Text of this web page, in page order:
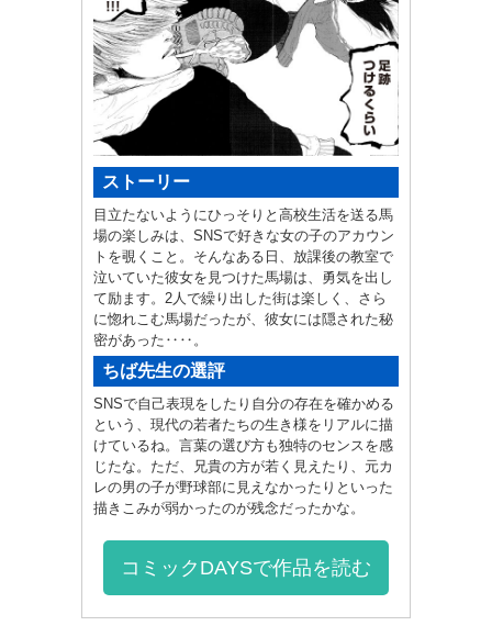
ストーリー
目立たないようにひっそりと高校生活を送る馬
場の楽しみは、SNSで好きな女の子のアカウン
トを覗くこと。そんなある日、放課後の教室で
泣いていた彼女を見つけた馬場は、勇気を出し
て励ます。2人で繰り出した街は楽しく、さら
に惚れこむ馬場だったが、彼女には隠された秘
密があった‥‥。
ちば先生の選評
SNSで自己表現をしたり自分の存在を確かめる
という、現代の若者たちの生き様をリアルに描
けているね。言葉の選び方も独特のセンスを感
じたな。ただ、兄貴の方が若く見えたり、元カ
レの男の子が野球部に見えなかったりといった
描きこみが弱かったのが残念だったかな。
コミックDAYSで作品を読む